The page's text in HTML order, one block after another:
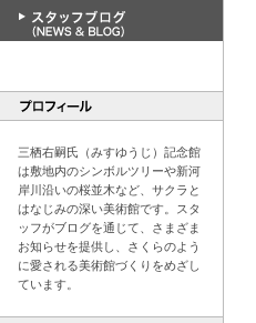
三栖右嗣氏（みすゆうじ）記念館
は敷地内のシンボルツリーや新河
岸川沿いの桜並木など、サクラと
はなじみの深い美術館です。スタ
ッフがブログを通じて、さまざま
お知らせを提供し、さくらのよう
に愛される美術館づくりをめざし
ています。